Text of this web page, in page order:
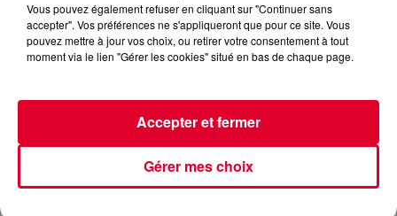
Vous pouvez également refuser en cliquant sur "Continuer sans
accepter". Vos préférences ne s'appliqueront que pour ce site. Vous
pouvez mettre à jour vos choix, ou retirer votre consentement à tout
moment via le lien "Gérer les cookies" situé en bas de chaque page.
Gérer mes choix
Accepter et fermer